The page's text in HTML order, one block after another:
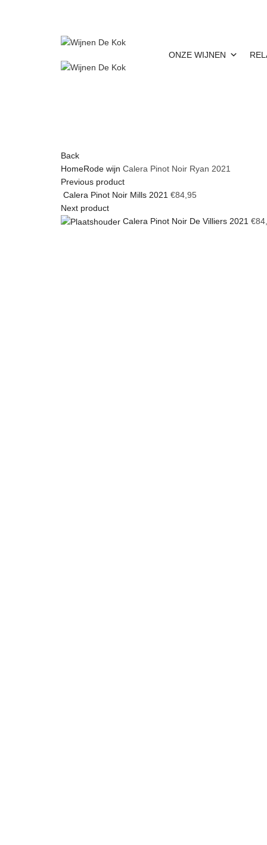
Contact
info@wijnen-dekok.com 03 480 85 95|Gratis
ONZE WIJNEN
Back
HomeRode wijn Calera Pinot Noir Ryan 2021
Previous product
Calera Pinot Noir Mills 2021 €84,95
Next product
Calera Pinot Noir De Villiers 2021 €